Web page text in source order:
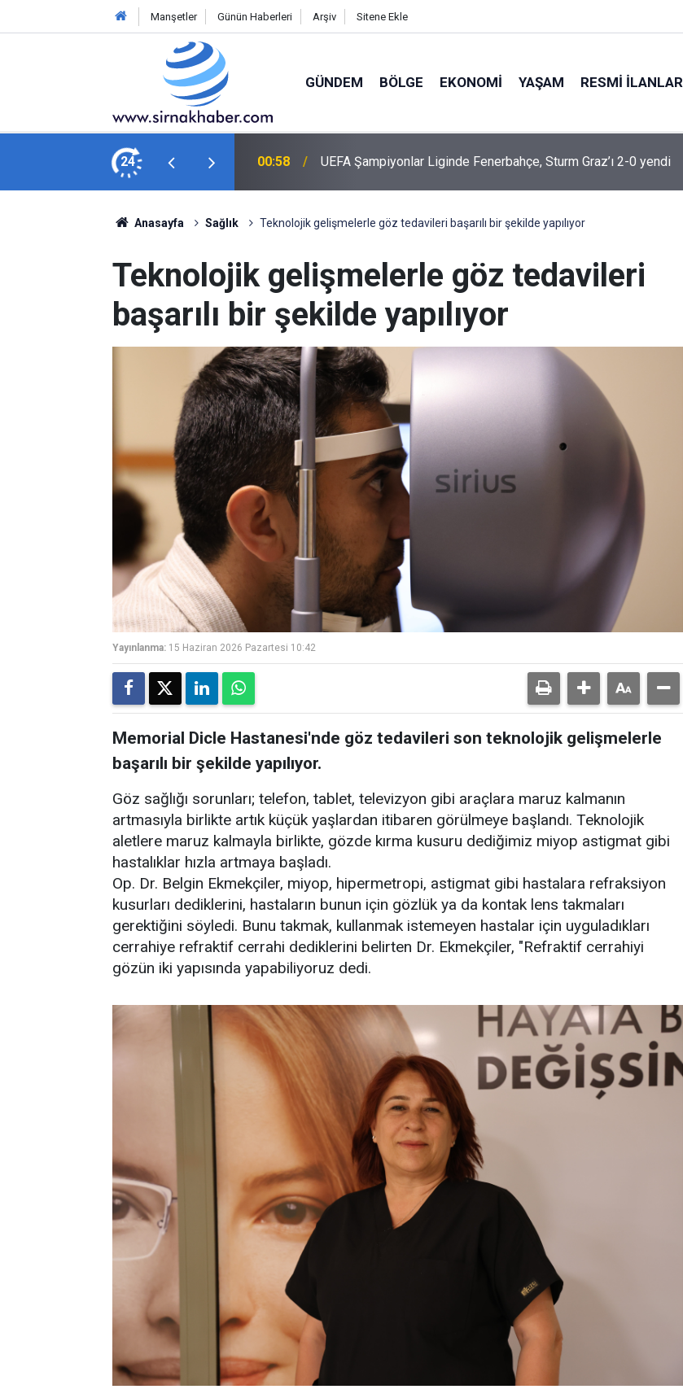
Manşetler Günün Haberleri Arşiv Sitene Ekle
GÜNDEM BÖLGE EKONOMI YAŞAM RESMI İLANLAR
24
Sturm Graz’ı 2-0 yendi 00:53 Hasankeyf Tüneli girişinde feci kaza: 12 yaralı
Anasayfa Sağlık Teknolojik gelişmelerle göz tedavileri başarılı bir şekilde yapılıyor
Teknolojik gelişmelerle göz tedavileri
başarılı bir şekilde yapılıyor
Yayınlanma: 15 Haziran 2026 Pazartesi 10:42
Memorial Dicle Hastanesi'nde göz tedavileri son teknolojik gelişmelerle
başarılı bir şekilde yapılıyor.
Göz sağlığı sorunları; telefon, tablet, televizyon gibi araçlara maruz kalmanın
artmasıyla birlikte artık küçük yaşlardan itibaren görülmeye başlandı. Teknolojik
aletlere maruz kalmayla birlikte, gözde kırma kusuru dediğimiz miyop astigmat gibi
hastalıklar hızla artmaya başladı.
Op. Dr. Belgin Ekmekçiler, miyop, hipermetropi, astigmat gibi hastalara refraksiyon
kusurları dediklerini, hastaların bunun için gözlük ya da kontak lens takmaları
gerektiğini söyledi. Bunu takmak, kullanmak istemeyen hastalar için uyguladıkları
cerrahiye refraktif cerrahi dediklerini belirten Dr. Ekmekçiler, "Refraktif cerrahiyi
gözün iki yapısında yapabiliyoruz dedi.